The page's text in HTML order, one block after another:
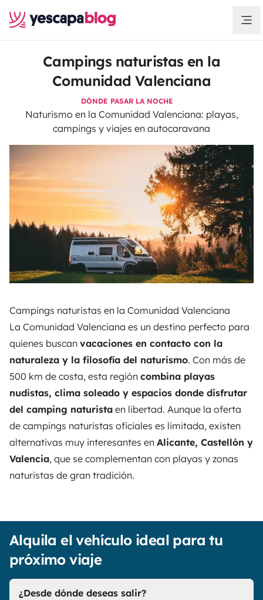
Campings naturistas en la
Comunidad Valenciana
DÓNDE PASAR LA NOCHE
Naturismo en la Comunidad Valenciana: playas,
campings y viajes en autocaravana
Campings naturistas en la Comunidad Valenciana
La Comunidad Valenciana es un destino perfecto para
quienes buscan vacaciones en contacto con la
naturaleza y la filosofía del naturismo. Con más de
500 km de costa, esta región combina playas
nudistas, clima soleado y espacios donde disfrutar
del camping naturista en libertad. Aunque la oferta
de campings naturistas oficiales es limitada, existen
alternativas muy interesantes en Alicante, Castellón y
Valencia, que se complementan con playas y zonas
naturistas de gran tradición.
Alquila el vehículo ideal para tu
próximo viaje
¿Desde dónde deseas salir?